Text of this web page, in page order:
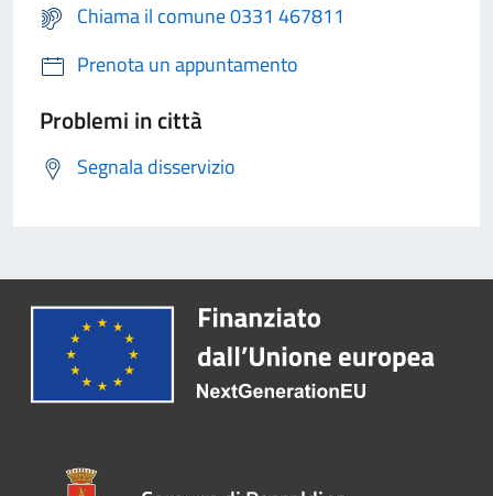
Chiama il comune 0331 467811
Prenota un appuntamento
Problemi in città
Segnala disservizio